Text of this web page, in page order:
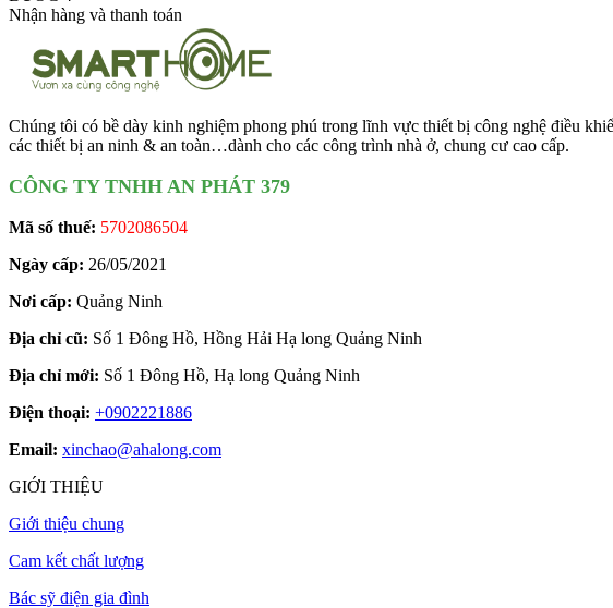
Nhận hàng và thanh toán
Chúng tôi có bề dày kinh nghiệm phong phú trong lĩnh vực thiết bị công nghệ điều
các thiết bị an ninh & an toàn…dành cho các công trình nhà ở, chung cư cao cấp.
CÔNG TY TNHH AN PHÁT 379
Mã số thuế: 5702086504
Ngày cấp: 26/05/2021
Nơi cấp: Quảng Ninh
Địa chỉ cũ: Số 1 Đông Hồ, Hồng Hải Hạ long Quảng Ninh
Địa chỉ mới: Số 1 Đông Hồ, Hạ long Quảng Ninh
Điện thoại: +0902221886
Email: xinchao@ahalong.com
GIỚI THIỆU
Giới thiệu chung
Cam kết chất lượng
Bác sỹ điện gia đình